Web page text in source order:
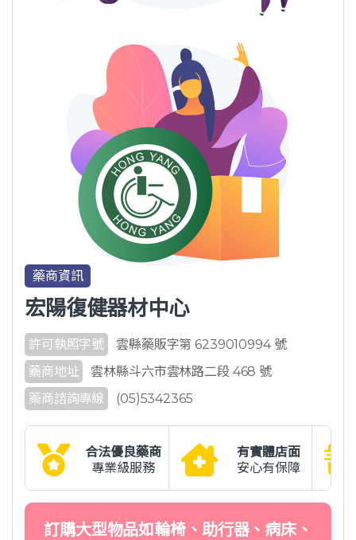
藥商資訊
宏陽復健器材中心
許可執照字號
雲縣藥販字第 6239010994 號
藥商地址
雲林縣斗六市雲林路二段 468 號
藥商諮詢專線
(05)5342365
合法優良藥商
專業級服務
有實體店面
安心有保障
訂購大型物品如輪椅、助行器、病床、